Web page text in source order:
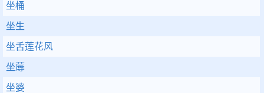
坐桶
坐生
坐舌莲花风
坐蓐
坐婆